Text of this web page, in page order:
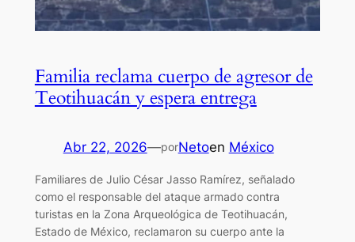
Familia reclama cuerpo de agresor de
Teotihuacán y espera entrega
Abr 22, 2026—porNetoen México
Familiares de Julio César Jasso Ramírez, señalado
como el responsable del ataque armado contra
turistas en la Zona Arqueológica de Teotihuacán,
Estado de México, reclamaron su cuerpo ante la